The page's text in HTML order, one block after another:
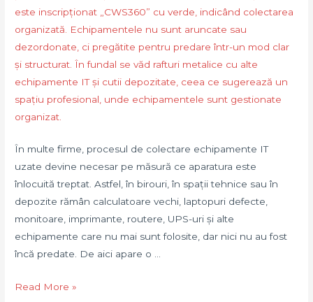
În multe firme, procesul de colectare echipamente IT
uzate devine necesar pe măsură ce aparatura este
înlocuită treptat. Astfel, în birouri, în spații tehnice sau în
depozite rămân calculatoare vechi, laptopuri defecte,
monitoare, imprimante, routere, UPS-uri și alte
echipamente care nu mai sunt folosite, dar nici nu au fost
încă predate. De aici apare o …
Colectare
Read More »